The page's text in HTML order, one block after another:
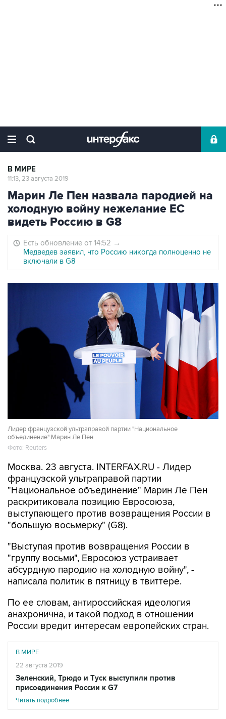
В МИРЕ
11:13, 23 августа 2019
Марин Ле Пен назвала пародией на
холодную войну нежелание ЕС
видеть Россию в G8
Есть обновление от 14:52 →
Медведев заявил, что Россию никогда полноценно не
включали в G8
Лидер французской ультраправой партии "Национальное
объединение" Марин Ле Пен
Фото: Reuters
Москва. 23 августа. INTERFAX.RU - Лидер
французской ультраправой партии
"Национальное объединение" Марин Ле Пен
раскритиковала позицию Евросоюза,
выступающего против возвращения России в
"большую восьмерку" (G8).
"Выступая против возвращения России в
"группу восьми", Евросоюз устраивает
абсурдную пародию на холодную войну", -
написала политик в пятницу в твиттере.
По ее словам, антироссийская идеология
анахронична, и такой подход в отношении
России вредит интересам европейских стран.
В МИРЕ
22 августа 2019
Зеленский, Трюдо и Туск выступили против
присоединения России к G7
Читать подробнее